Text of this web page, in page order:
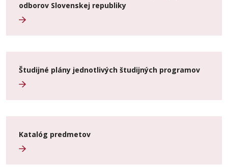
odborov Slovenskej republiky
Študijné plány jednotlivých študijných programov
Katalóg predmetov